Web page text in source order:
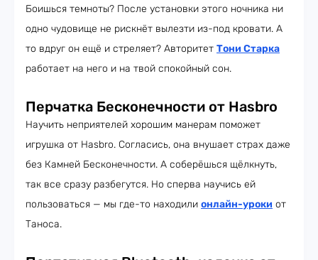
Боишься темноты? После установки этого ночника ни
одно чудовище не рискнёт вылезти из-под кровати. А
то вдруг он ещё и стреляет? Авторитет Тони Старка
работает на него и на твой спокойный сон.
Перчатка Бесконечности от Hasbro
Научить неприятелей хорошим манерам поможет
игрушка от Hasbro. Согласись, она внушает страх даже
без Камней Бесконечности. А соберёшься щёлкнуть,
так все сразу разбегутся. Но сперва научись ей
пользоваться — мы где-то находили онлайн-уроки от
Таноса.